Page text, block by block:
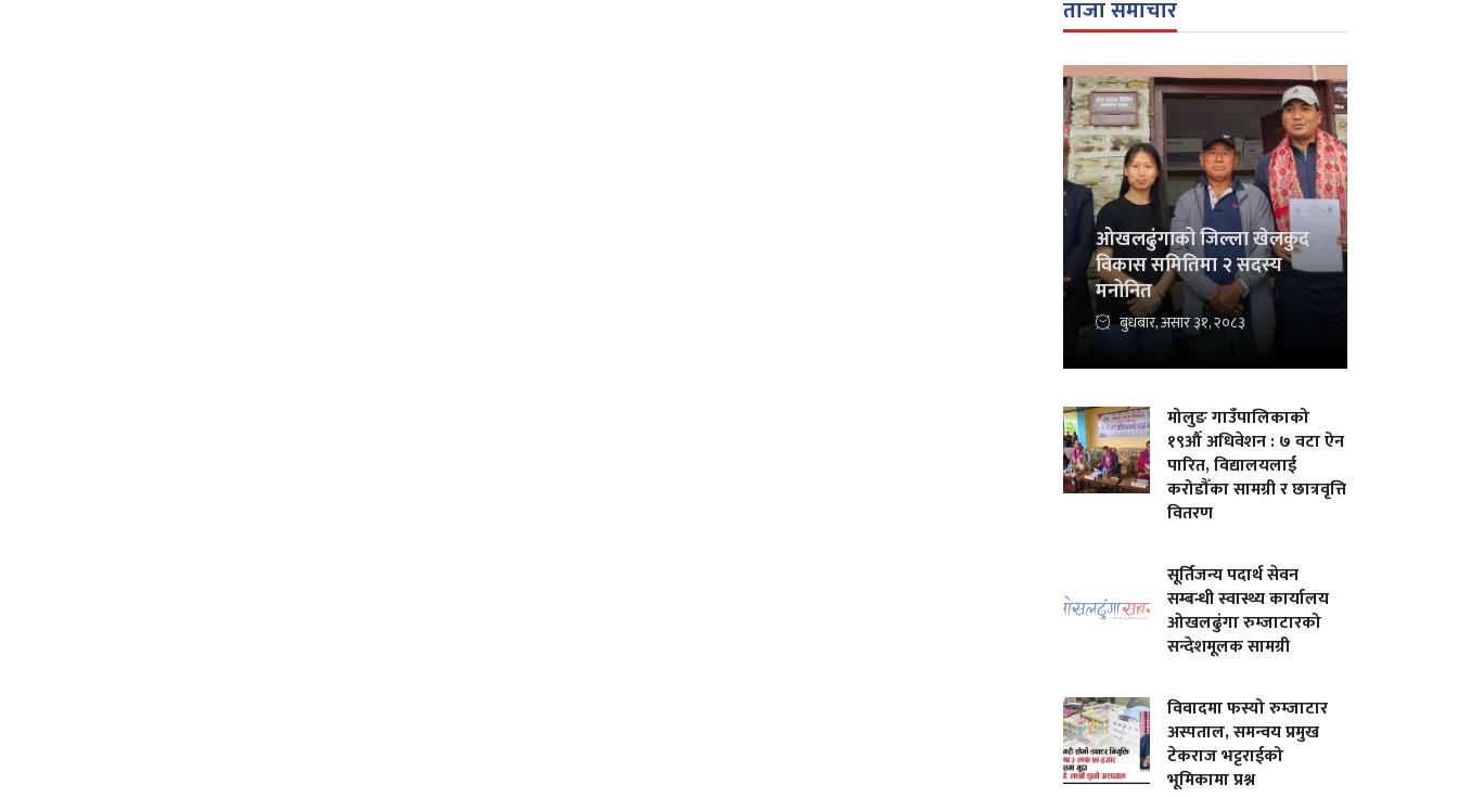
ताजा समाचार
ओखलढुंगाको जिल्ला खेलकुद
विकास समितिमा २ सदस्य
मनोनित
बुधबार, असार ३१, २०८३
मोलुङ गाउँपालिकाको
१९औँ अधिवेशन : ७ वटा ऐन
पारित, विद्यालयलाई
करोडौँका सामग्री र छात्रवृत्ति
वितरण
सूर्तिजन्य पदार्थ सेवन
सम्बन्धी स्वास्थ्य कार्यालय
ओखलढुंगा रुम्जाटारको
सन्देशमूलक सामग्री
विवादमा फस्यो रुम्जाटार
अस्पताल, समन्वय प्रमुख
टेकराज भट्टराईको
भूमिकामा प्रश्न